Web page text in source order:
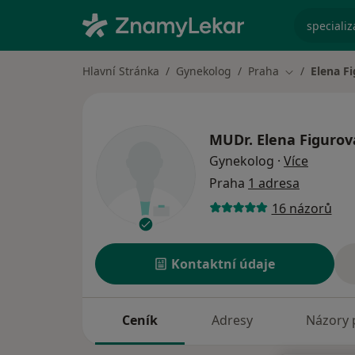
Hlavní Stránka Gynekolog Praha Změna města
Elena
MUDr. Elena
Gynekolog · Více
Praha 1 adresa
16 názorů
Kontaktní údaje
Ceník Adresy Názory